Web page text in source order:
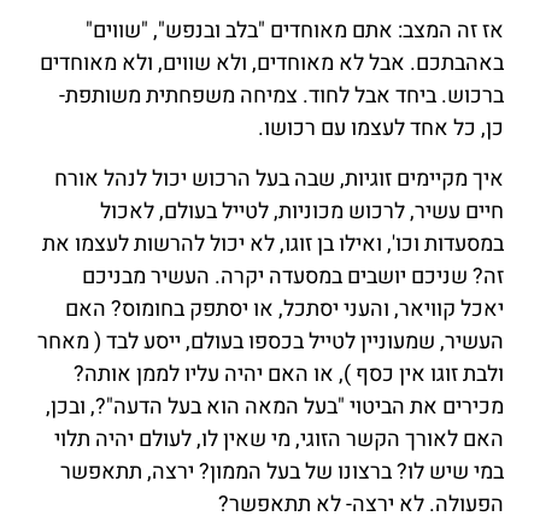
אז זה המצב: אתם מאוחדים "בלב ובנפש", "שווים"
באהבתכם. אבל לא מאוחדים, ולא שווים, ולא מאוחדים
ברכוש. ביחד אבל לחוד. צמיחה משפחתית משותפת-
כן, כל אחד לעצמו עם רכושו.
איך מקיימים זוגיות, שבה בעל הרכוש יכול לנהל אורח
חיים עשיר, לרכוש מכוניות, לטייל בעולם, לאכול
במסעדות וכו', ואילו בן זוגו, לא יכול להרשות לעצמו את
זה? שניכם יושבים במסעדה יקרה. העשיר מבניכם
יאכל קוויאר, והעני יסתכל, או יסתפק בחומוס? האם
העשיר, שמעוניין לטייל בכספו בעולם, ייסע לבד ( מאחר
ולבת זוגו אין כסף ), או האם יהיה עליו לממן אותה?
מכירים את הביטוי "בעל המאה הוא בעל הדעה"?, ובכן,
האם לאורך הקשר הזוגי, מי שאין לו, לעולם יהיה תלוי
במי שיש לו? ברצונו של בעל הממון? ירצה, תתאפשר
הפעולה. לא ירצה- לא תתאפשר?